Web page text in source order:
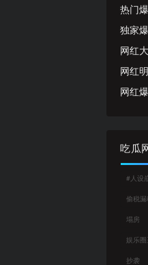
热门
独家
网红
网红
网红
吃瓜
#人设
偷税漏
塌房
娱乐圈
抄袭